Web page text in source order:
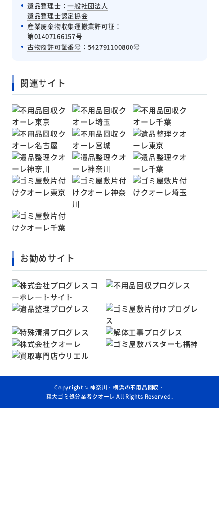
遺品整理士：一般社団法人
遺品整理士認定協会
産業廃棄物収集運搬業許可証 ：
第01407166157号
古物商許可証番号 ：542791100800号
関連サイト
お勧めサイト
Copyright ©神奈川・横浜の不用品回収・
粗大ゴミ処分業者クオーレ All Rights Reserved.